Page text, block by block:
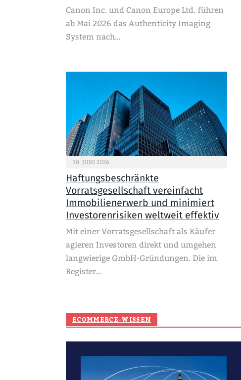
Canon Inc. und Canon Europe Ltd. führen
ab Mai 2026 das Authenticity Imaging
System nach…
30. JUNI 2026
Haftungsbeschränkte
Vorratsgesellschaft vereinfacht
Immobilienerwerb und minimiert
Investorenrisiken weltweit effektiv
Mit einer Vorratsgesellschaft als Käufer
agieren Investoren direkt und umgehen
langwierige GmbH-Gründungen. Die im
Register…
ECOMMERCE-WISSEN